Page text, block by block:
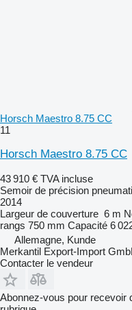
Horsch Maestro 8.75 CC
11
Horsch Maestro 8.75 CC
43 910 € TVA incluse
Semoir de précision
2014
Largeur de couverture 6 m
rangs 750 mm Capacité 6
Allemagne, Kunde
Merkantil Export-Import
Contacter le vendeur
Abonnez-vous pour recevoir